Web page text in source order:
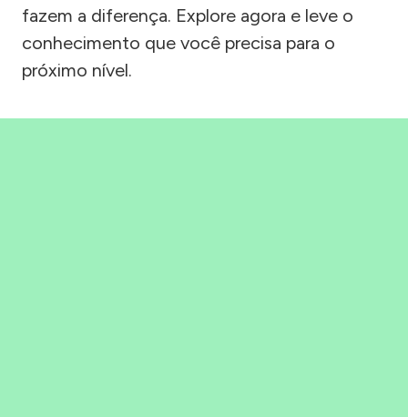
fazem a diferença. Explore agora e leve o
conhecimento que você precisa para o
próximo nível.